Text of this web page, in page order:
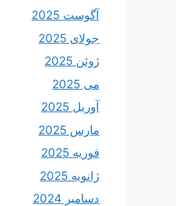
آگوست 2025
جولای 2025
ژوئن 2025
می 2025
آوریل 2025
مارس 2025
فوریه 2025
ژانویه 2025
دسامبر 2024